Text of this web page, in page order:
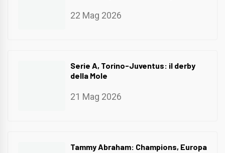
22 Mag 2026
Serie A, Torino-Juventus: il derby
della Mole
21 Mag 2026
Tammy Abraham: Champions, Europa